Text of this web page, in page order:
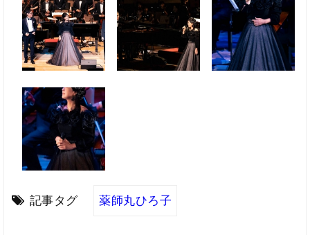
記事タグ 薬師丸ひろ子